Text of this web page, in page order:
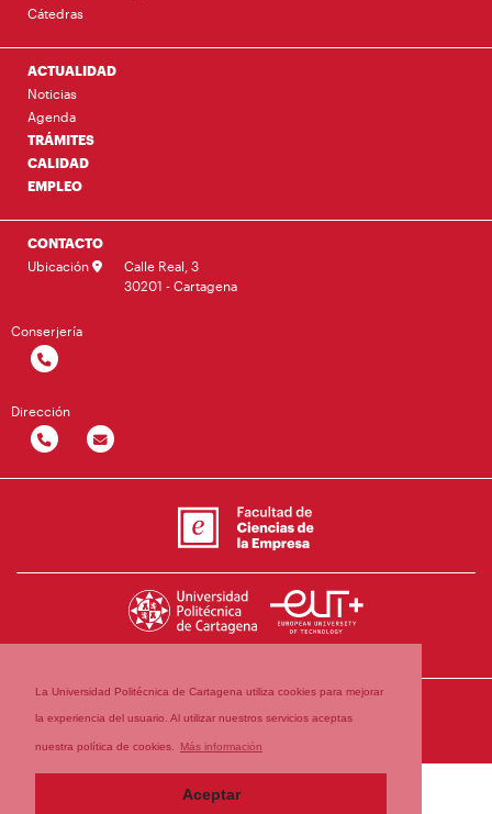
La Universidad Politécnica de Cartagena utiliza cookies para mejorar
la experiencia del usuario. Al utilizar nuestros servicios aceptas
nuestra política de cookies. Más información
Aceptar
Cátedras
ACTUALIDAD
Noticias
Agenda
TRÁMITES
CALIDAD
EMPLEO
CONTACTO
Ubicación
Calle Real, 3
30201 - Cartagena
Conserjería
Dirección